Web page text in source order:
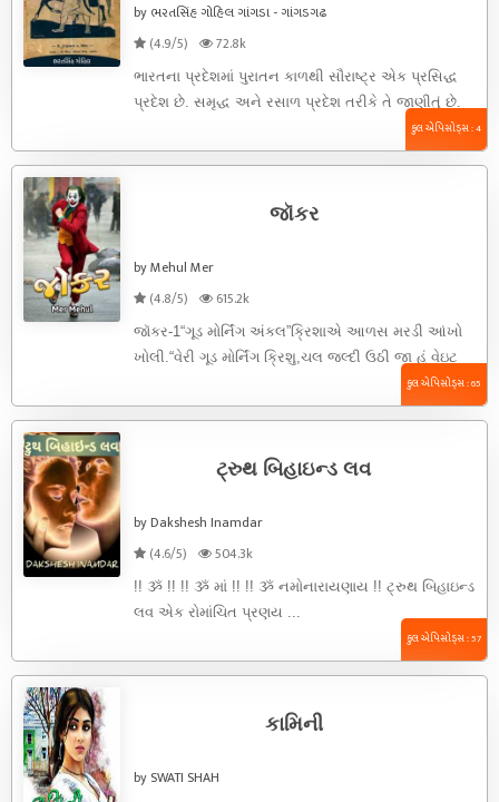
by ભરતસિંહ ગોહિલ ગાંગડા - ગાંગડગઢ
(4.9/5)
72.8k
ભારતના પ્રદેશમાં પુરાતન કાળથી સૌરાષ્ટ્ર એક પ્રસિદ્ધ
પ્રદેશ છે. સમૃદ્ધ અને રસાળ પ્રદેશ તરીકે તે જાણીતું છે.
કુલ એપિસોડ્સ : 4
જૉકર
by Mehul Mer
(4.8/5)
615.2k
જૉકર-1“ગૂડ મોર્નિંગ અંકલ”ક્રિશાએ આળસ મરડી આંખો
ખોલી.“વેરી ગૂડ મોર્નિંગ ક્રિશુ,ચલ જલ્દી ઉઠી જા હું વેઇટ
કુલ એપિસોડ્સ : 65
ટ્રુથ બિહાઇન્ડ લવ
by Dakshesh Inamdar
(4.6/5)
504.3k
!! ૐ !! !! ૐ માં !! !! ૐ નમોનારાયણાય !! ટ્રુથ બિહાઇન્ડ
લવ એક રોમાંચિત પ્રણય ...
કુલ એપિસોડ્સ : 57
કામિની
by SWATI SHAH